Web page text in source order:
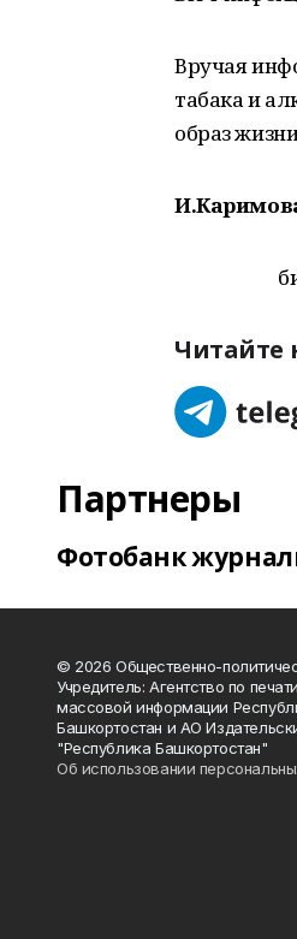
Вручая
табака и
образ
Читайте
Партнеры
Фотобанк
© 2026 Общественно-
Учредитель: Агентство по
массовой информации
Башкортостан и АО
"Республика Башкортостан"
Об использовании